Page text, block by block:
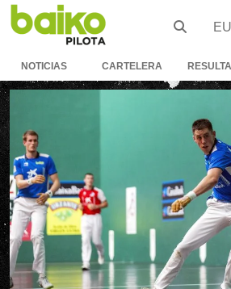
EU
NOTICIAS CARTELERA